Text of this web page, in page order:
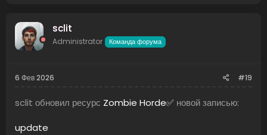
ц
и
и
:
sclit
Administrator Команда форума
6 Фев 2026 #19
sclit обновил ресурс Zombie Horde✅ новой записью:
update